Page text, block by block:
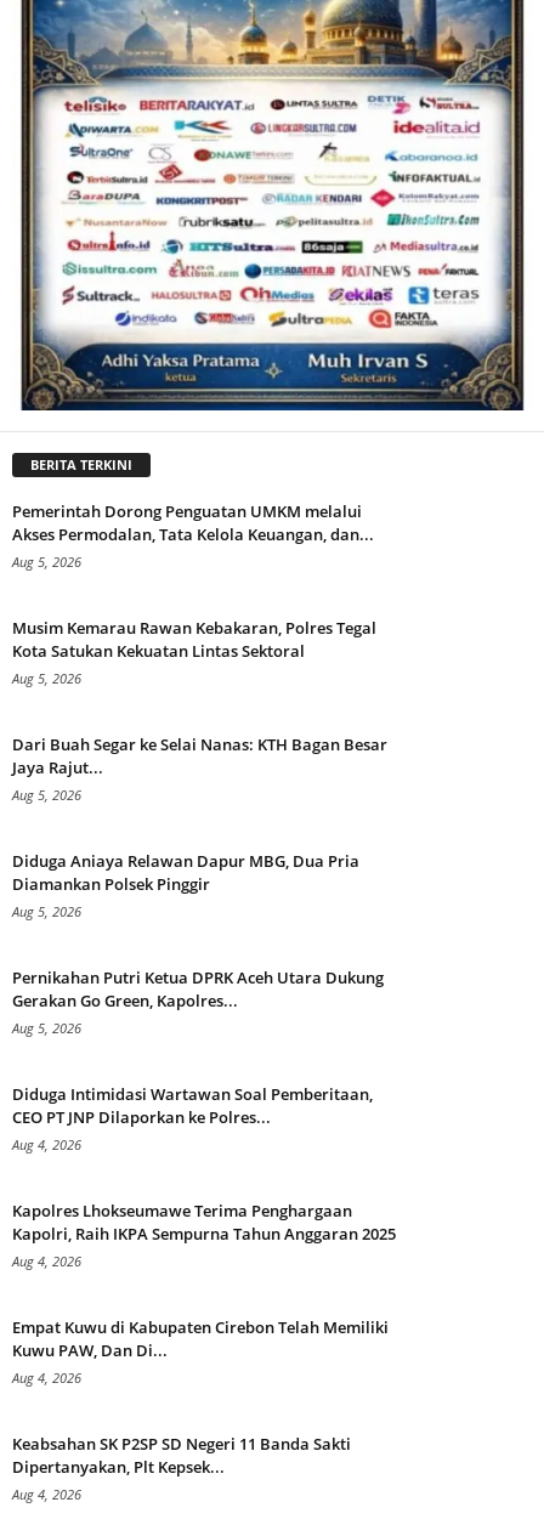
BERITA TERKINI
Pemerintah Dorong Penguatan UMKM melalui
Akses Permodalan, Tata Kelola Keuangan, dan...
Aug 5, 2026
Musim Kemarau Rawan Kebakaran, Polres Tegal
Kota Satukan Kekuatan Lintas Sektoral
Aug 5, 2026
Dari Buah Segar ke Selai Nanas: KTH Bagan Besar
Jaya Rajut...
Aug 5, 2026
Diduga Aniaya Relawan Dapur MBG, Dua Pria
Diamankan Polsek Pinggir
Aug 5, 2026
Pernikahan Putri Ketua DPRK Aceh Utara Dukung
Gerakan Go Green, Kapolres...
Aug 5, 2026
Diduga Intimidasi Wartawan Soal Pemberitaan,
CEO PT JNP Dilaporkan ke Polres...
Aug 4, 2026
Kapolres Lhokseumawe Terima Penghargaan
Kapolri, Raih IKPA Sempurna Tahun Anggaran 2025
Aug 4, 2026
Empat Kuwu di Kabupaten Cirebon Telah Memiliki
Kuwu PAW, Dan Di...
Aug 4, 2026
Keabsahan SK P2SP SD Negeri 11 Banda Sakti
Dipertanyakan, Plt Kepsek...
Aug 4, 2026